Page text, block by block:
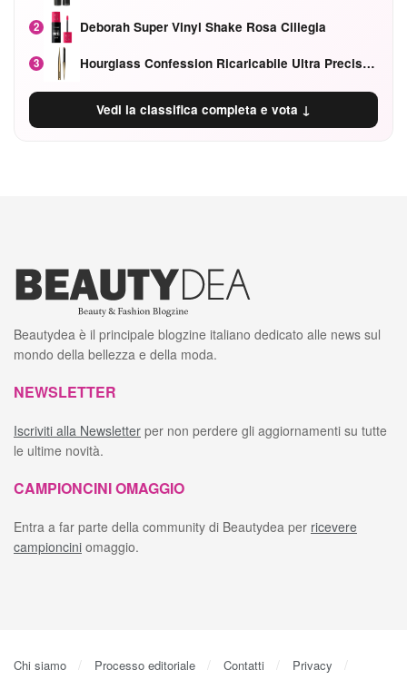
2 Deborah Super Vinyl Shake Rosa Ciliegia
3 Hourglass Confession Ricaricabile Ultra Preciso Ad Alta Intensità Secretly Classic Red
Vedi la classifica completa e vota ↓
Beautydea è il principale blogzine italiano dedicato alle news sul
mondo della bellezza e della moda.
NEWSLETTER
Iscriviti alla Newsletter per non perdere gli aggiornamenti su tutte
le ultime novità.
CAMPIONCINI OMAGGIO
Entra a far parte della community di Beautydea per ricevere
campioncini omaggio.
Chi siamo Processo editoriale Contatti
Privacy